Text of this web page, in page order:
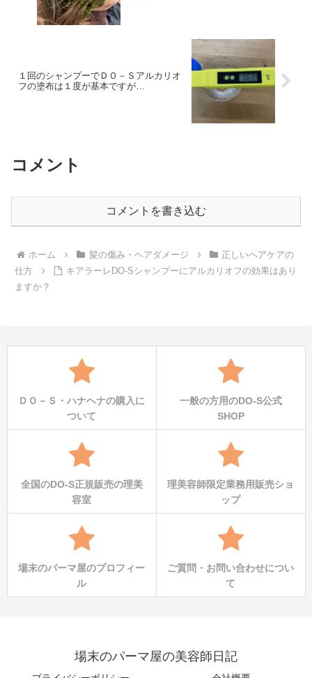
１回のシャンプーでＤＯ－Ｓアルカリオ
フの塗布は１度が基本ですが…
コメント
コメントを書き込む
ホーム 髪の傷み・ヘアダメージ
正しいヘアケアの
仕方
キアラーレDO-Sシャンプーにアルカリオフの効果はあり
ますか？
ＤＯ－Ｓ・ハナヘナの購入に
ついて
一般の方用のDO-S公式
SHOP
全国のDO-S正規販売の理美
容室
理美容師限定業務用販売ショ
ップ
場末のパーマ屋のプロフィー
ル
ご質問・お問い合わせについ
て
場末のパーマ屋の美容師日記